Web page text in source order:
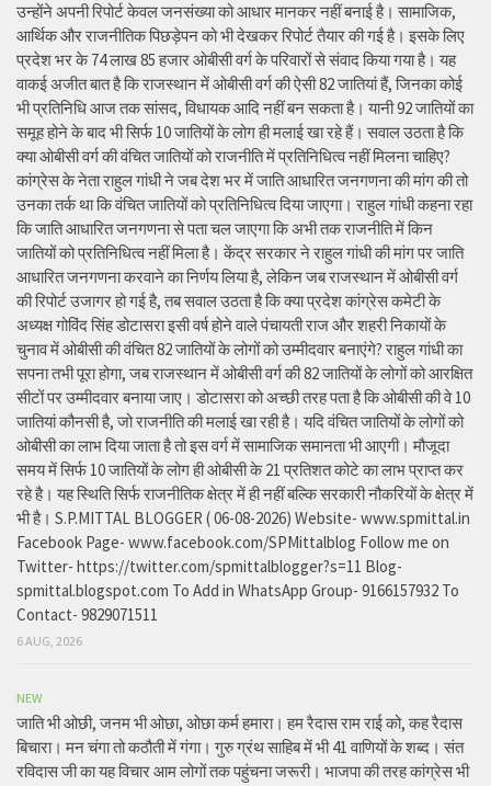
उन्होंने अपनी रिपोर्ट केवल जनसंख्या को आधार मानकर नहीं बनाई है। सामाजिक,
आर्थिक और राजनीतिक पिछड़ेपन को भी देखकर रिपोर्ट तैयार की गई है। इसके लिए
प्रदेश भर के 74 लाख 85 हजार ओबीसी वर्ग के परिवारों से संवाद किया गया है। यह
वाकई अजीत बात है कि राजस्थान में ओबीसी वर्ग की ऐसी 82 जातियां हैं, जिनका कोई
भी प्रतिनिधि आज तक सांसद, विधायक आदि नहीं बन सकता है। यानी 92 जातियों का
समूह होने के बाद भी सिर्फ 10 जातियों के लोग ही मलाई खा रहे हैं। सवाल उठता है कि
क्या ओबीसी वर्ग की वंचित जातियों को राजनीति में प्रतिनिधित्व नहीं मिलना चाहिए?
कांग्रेस के नेता राहुल गांधी ने जब देश भर में जाति आधारित जनगणना की मांग की तो
उनका तर्क था कि वंचित जातियों को प्रतिनिधित्व दिया जाएगा। राहुल गांधी कहना रहा
कि जाति आधारित जनगणना से पता चल जाएगा कि अभी तक राजनीति में किन
जातियों को प्रतिनिधित्व नहीं मिला है। केंद्र सरकार ने राहुल गांधी की मांग पर जाति
आधारित जनगणना करवाने का निर्णय लिया है, लेकिन जब राजस्थान में ओबीसी वर्ग
की रिपोर्ट उजागर हो गई है, तब सवाल उठता है कि क्या प्रदेश कांग्रेस कमेटी के
अध्यक्ष गोविंद सिंह डोटासरा इसी वर्ष होने वाले पंचायती राज और शहरी निकायों के
चुनाव में ओबीसी की वंचित 82 जातियों के लोगों को उम्मीदवार बनाएंगे? राहुल गांधी का
सपना तभी पूरा होगा, जब राजस्थान में ओबीसी वर्ग की 82 जातियों के लोगों को आरक्षित
सीटों पर उम्मीदवार बनाया जाए। डोटासरा को अच्छी तरह पता है कि ओबीसी की वे 10
जातियां कौनसी है, जो राजनीति की मलाई खा रही है। यदि वंचित जातियों के लोगों को
ओबीसी का लाभ दिया जाता है तो इस वर्ग में सामाजिक समानता भी आएगी। मौजूदा
समय में सिर्फ 10 जातियों के लोग ही ओबीसी के 21 प्रतिशत कोटे का लाभ प्राप्त कर
रहे है। यह स्थिति सिर्फ राजनीतिक क्षेत्र में ही नहीं बल्कि सरकारी नौकरियों के क्षेत्र में
भी है। S.P.MITTAL BLOGGER ( 06-08-2026) Website- www.spmittal.in
Facebook Page- www.facebook.com/SPMittalblog Follow me on
Twitter- https://twitter.com/spmittalblogger?s=11 Blog-
spmittal.blogspot.com To Add in WhatsApp Group- 9166157932 To
Contact- 9829071511
6 AUG, 2026
NEW
जाति भी ओछी, जनम भी ओछा, ओछा कर्म हमारा। हम रैदास राम राई को, कह रैदास
बिचारा। मन चंगा तो कठौती में गंगा। गुरु ग्रंथ साहिब में भी 41 वाणियों के शब्द। संत
रविदास जी का यह विचार आम लोगों तक पहुंचना जरूरी। भाजपा की तरह कांग्रेस भी